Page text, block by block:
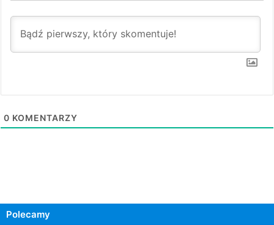
0 KOMENTARZY
Polecamy